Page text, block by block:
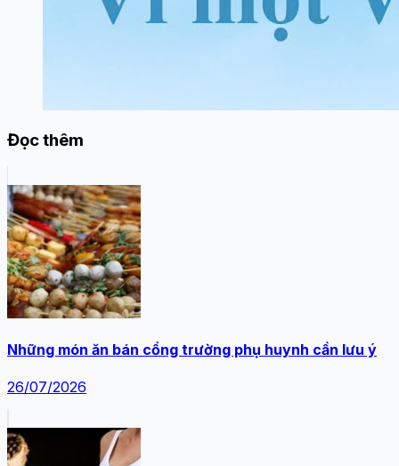
Đọc thêm
Những món ăn bán cổng trường phụ huynh cần lưu ý
26/07/2026